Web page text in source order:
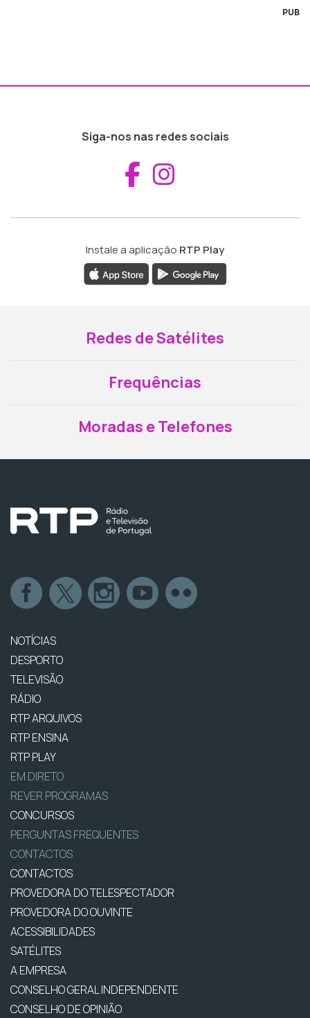
PUB
Siga-nos nas redes sociais
Aceder ao
Instale a aplicação RTP Play
Redes de Satélites
Frequências
Moradas e Telefones
NOTÍCIAS
DESPORTO
TELEVISÃO
RÁDIO
RTP ARQUIVOS
RTP ENSINA
RTP PLAY
EM DIRETO
REVER PROGRAMAS
CONCURSOS
PERGUNTAS FREQUENTES
CONTACTOS
CONTACTOS
PROVEDORA DO TELESPECTADOR
PROVEDORA DO OUVINTE
ACESSIBILIDADES
SATÉLITES
A EMPRESA
CONSELHO GERAL INDEPENDENTE
CONSELHO DE OPINIÃO